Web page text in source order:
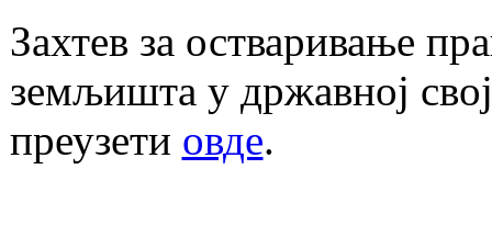
Захтев за остваривање
земљишта у државној
преузети овде.